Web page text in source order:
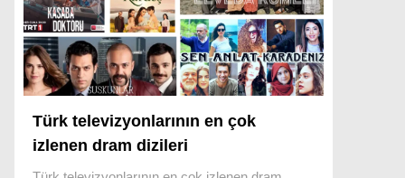
POLITIKA
SAĞLIK
SOSYAL MEDYA
SPOR
Türk televizyonlarının en çok
izlenen dram dizileri